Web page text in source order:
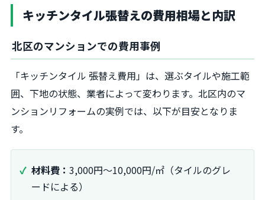
キッチンタイル張替えの費用相場と内訳
北区のマンションでの費用事例
「キッチンタイル 張替え費用」は、選ぶタイルや施工範
囲、下地の状態、業者によって変わります。北区内のマ
ンションリフォームの実例では、以下が目安となりま
す。
材料費： 3,000円〜10,000円/㎡（タイルのグレ
ードによる）